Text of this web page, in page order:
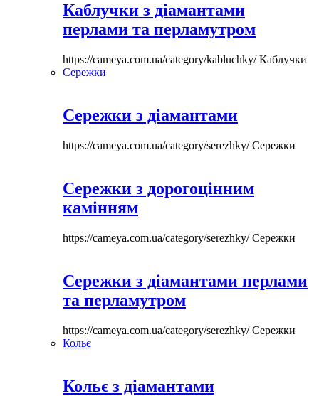
Каблучки з діамантами
перлами та перламутром
https://cameya.com.ua/category/kabluchky/Каблучки
Сережки
Сережки з діамантами
https://cameya.com.ua/category/serezhky/Сережки
Сережки з дорогоцінним
камінням
https://cameya.com.ua/category/serezhky/Сережки
Сережки з діамантами перлами
та перламутром
https://cameya.com.ua/category/serezhky/Сережки
Кольє
Кольє з діамантами